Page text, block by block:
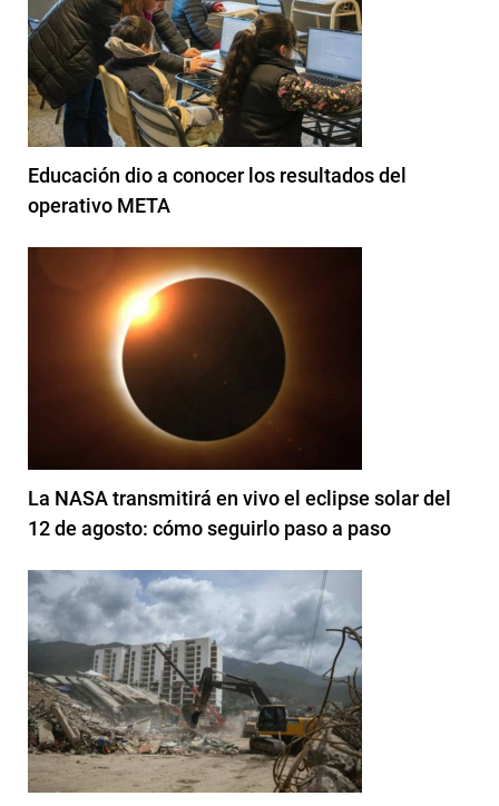
Educación dio a conocer los resultados del
operativo META
La NASA transmitirá en vivo el eclipse solar del
12 de agosto: cómo seguirlo paso a paso